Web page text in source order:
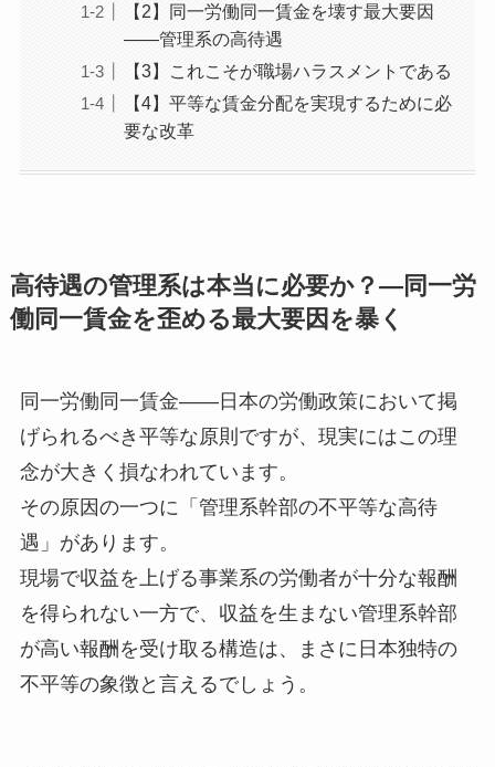
【2】同一労働同一賃金を壊す最大要因
――管理系の高待遇
【3】これこそが職場ハラスメントである
【4】平等な賃金分配を実現するために必
要な改革
高待遇の管理系は本当に必要か？―同一労
働同一賃金を歪める最大要因を暴く
同一労働同一賃金――日本の労働政策において掲
げられるべき平等な原則ですが、現実にはこの理
念が大きく損なわれています。
その原因の一つに「管理系幹部の不平等な高待
遇」があります。
現場で収益を上げる事業系の労働者が十分な報酬
を得られない一方で、収益を生まない管理系幹部
が高い報酬を受け取る構造は、まさに日本独特の
不平等の象徴と言えるでしょう。